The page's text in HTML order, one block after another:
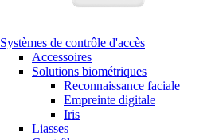
Systèmes de contrôle d'accès
Accessoires
Solutions biométriques
Reconnaissance faciale
Empreinte digitale
Iris
Liasses